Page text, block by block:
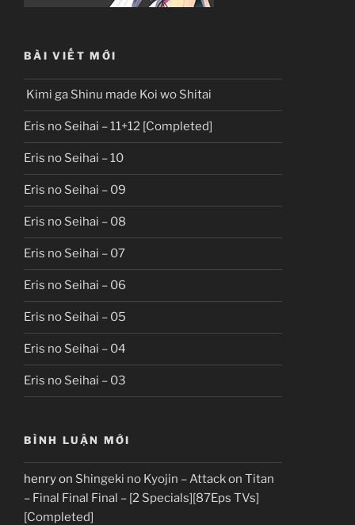
BÀI VIẾT MỚI
Kimi ga Shinu made Koi wo Shitai
Eris no Seihai – 11+12 [Completed]
Eris no Seihai – 10
Eris no Seihai – 09
Eris no Seihai – 08
Eris no Seihai – 07
Eris no Seihai – 06
Eris no Seihai – 05
Eris no Seihai – 04
Eris no Seihai – 03
BÌNH LUẬN MỚI
henryon Shingeki no Kyojin – Attack on Titan
– Final Final Final – [2 Specials][87Eps TVs]
[Completed]